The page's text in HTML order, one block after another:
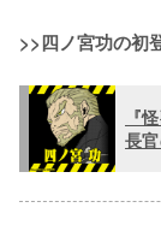
>>四ノ宮功の初
『
長